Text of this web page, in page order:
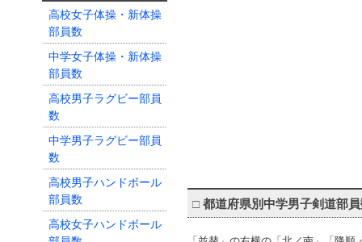
高校女子体操・新体操
部員数
中学女子体操・新体操
部員数
高校男子ラグビー部員
数
中学男子ラグビー部員
数
高校男子ハンドボール
部員数
高校女子ハンドボール
□都道府県別中学男子剣道部